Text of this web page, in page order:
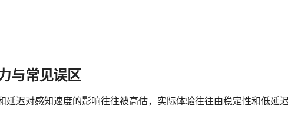
与常见误区
迟对感知速度的影响往往被高估，实际体验往往由稳定性和低延迟